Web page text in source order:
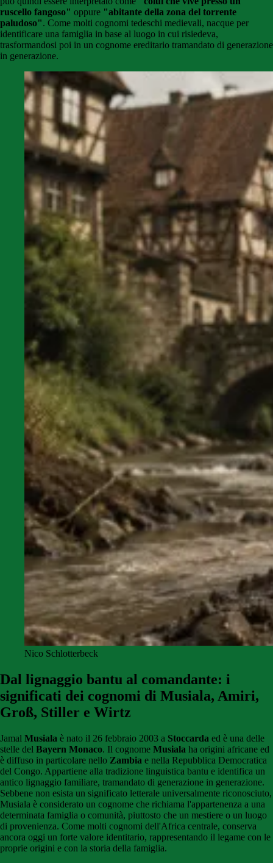
ruscello fangoso" oppure "abitante della zona del torrente
paludoso". Come molti cognomi tedeschi medievali, nacque per
identificare una famiglia in base al luogo in cui risiedeva,
trasformandosi poi in un cognome ereditario tramandato di generazione
in generazione.
Nico Schlotterbeck
Dal lignaggio bantu al comandante: i
significati dei cognomi di Musiala, Amiri,
Groß, Stiller e Wirtz
Jamal Musiala è nato il 26 febbraio 2003 a Stoccarda ed è una delle
stelle del Bayern Monaco. Il cognome Musiala ha origini africane ed
è diffuso in particolare nello Zambia e nella Repubblica Democratica
del Congo. Appartiene alla tradizione linguistica bantu e identifica un
antico lignaggio familiare, tramandato di generazione in generazione.
Sebbene non esista un significato letterale universalmente riconosciuto,
Musiala è considerato un cognome che richiama l'appartenenza a una
determinata famiglia o comunità, piuttosto che un mestiere o un luogo
di provenienza. Come molti cognomi dell'Africa centrale, conserva
ancora oggi un forte valore identitario, rappresentando il legame con le
proprie origini e con la storia della famiglia.